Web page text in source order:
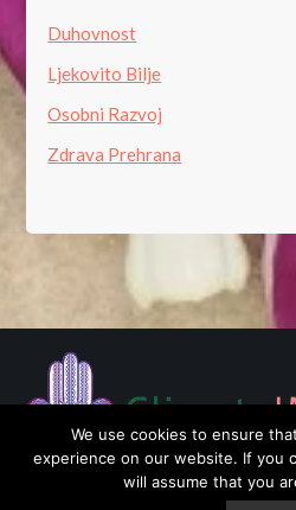
Duhovnost
Ljekovito Bilje
Osobni Razvoj
Zdrava Prehrana
We use cookies to ensure
experience on our website. If you
will assume that you